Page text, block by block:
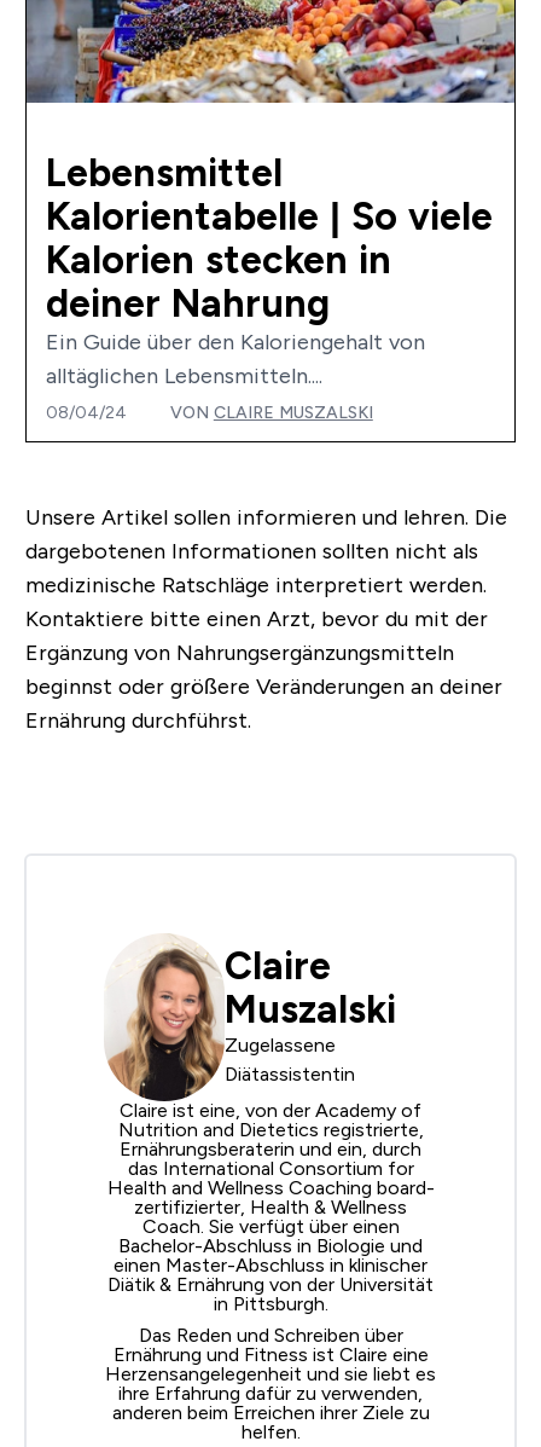
Lebensmittel
Kalorientabelle | So viele
Kalorien stecken in
deiner Nahrung
Ein Guide über den Kaloriengehalt von
alltäglichen Lebensmitteln....
08/04/24 VON CLAIRE MUSZALSKI
Unsere Artikel sollen informieren und lehren. Die
dargebotenen Informationen sollten nicht als
medizinische Ratschläge interpretiert werden.
Kontaktiere bitte einen Arzt, bevor du mit der
Ergänzung von Nahrungsergänzungsmitteln
beginnst oder größere Veränderungen an deiner
Ernährung durchführst.
Claire
Muszalski
Zugelassene
Diätassistentin
Claire ist eine, von der Academy of
Nutrition and Dietetics registrierte,
Ernährungsberaterin und ein, durch
das International Consortium for
Health and Wellness Coaching board-
zertifizierter, Health & Wellness
Coach. Sie verfügt über einen
Bachelor-Abschluss in Biologie und
einen Master-Abschluss in klinischer
Diätik & Ernährung von der Universität
in Pittsburgh.
Das Reden und Schreiben über
Ernährung und Fitness ist Claire eine
Herzensangelegenheit und sie liebt es
ihre Erfahrung dafür zu verwenden,
anderen beim Erreichen ihrer Ziele zu
helfen.